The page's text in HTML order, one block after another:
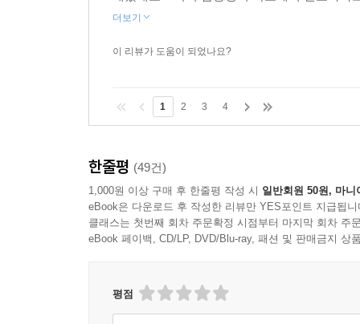
더보기
이 리뷰가 도움이 되었나요?
1 2 3 4
한줄평 (49건)
1,000원 이상 구매 후 한줄평 작성 시 일반회원 50원, 마니
eBook은 다운로드 후 작성한 리뷰만 YES포인트 지급됩니
클래스는 첫번째 회차 주문확정 시점부터 마지막 회차 주
eBook 페이백, CD/LP, DVD/Blu-ray, 패션 및 판매금지 상
평점